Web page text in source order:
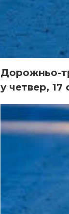
Дорожньо-
у четвер, 17